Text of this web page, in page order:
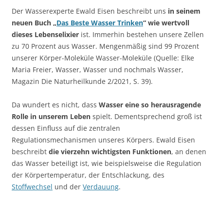
Der Wasserexperte Ewald Eisen beschreibt uns in seinem
neuen Buch „Das Beste Wasser Trinken“ wie wertvoll
dieses Lebenselixier ist. Immerhin bestehen unsere Zellen
zu 70 Prozent aus Wasser. Mengenmäßig sind 99 Prozent
unserer Körper-Moleküle Wasser-Moleküle (Quelle: Elke
Maria Freier, Wasser, Wasser und nochmals Wasser,
Magazin Die Naturheilkunde 2/2021, S. 39).
Da wundert es nicht, dass Wasser eine so herausragende
Rolle in unserem Leben spielt. Dementsprechend groß ist
dessen Einfluss auf die zentralen
Regulationsmechanismen unseres Körpers. Ewald Eisen
beschreibt die vierzehn wichtigsten Funktionen, an denen
das Wasser beteiligt ist, wie beispielsweise die Regulation
der Körpertemperatur, der Entschlackung, des
Stoffwechsel und der Verdauung.